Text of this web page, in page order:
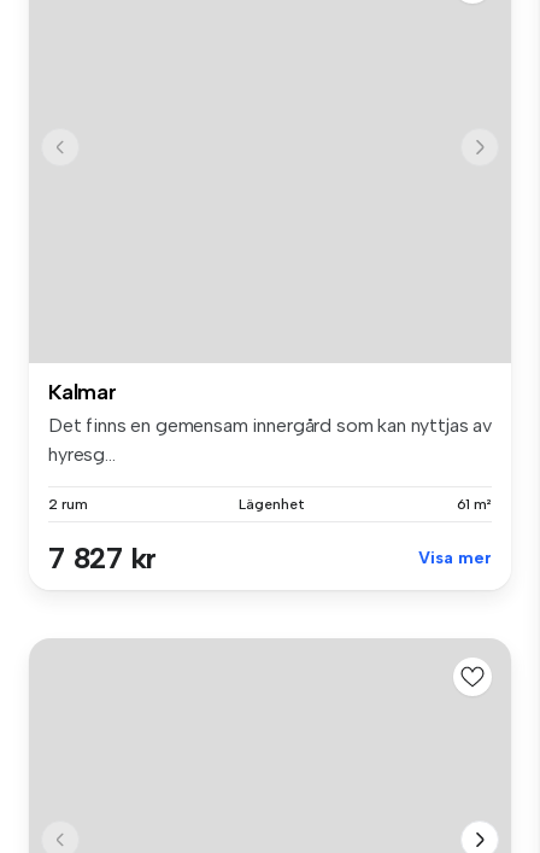
Kalmar
Det finns en gemensam innergård som kan nyttjas av
hyresg...
2 rum Lägenhet 61 m²
7 827 kr Visa mer